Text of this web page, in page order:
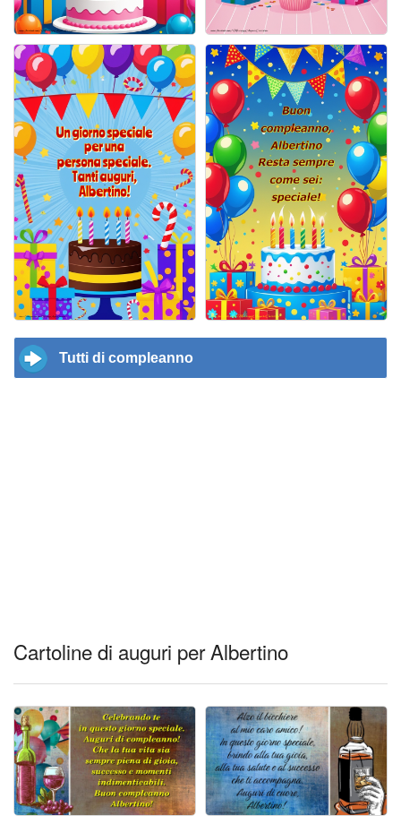
Tutti di compleanno
Cartoline di auguri per Albertino